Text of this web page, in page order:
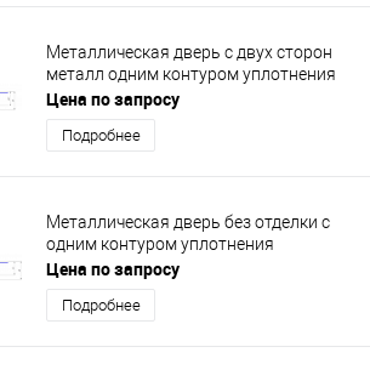
Металлическая дверь с двух сторон
металл одним контуром уплотнения
Цена по запросу
Подробнее
Металлическая дверь без отделки с
одним контуром уплотнения
Цена по запросу
Подробнее